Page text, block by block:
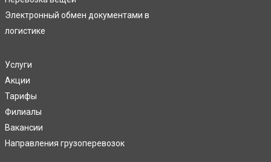
Электронный обмен документами в
логистике
Услуги
Акции
Тарифы
Филиалы
Вакансии
Направления грузоперевозок